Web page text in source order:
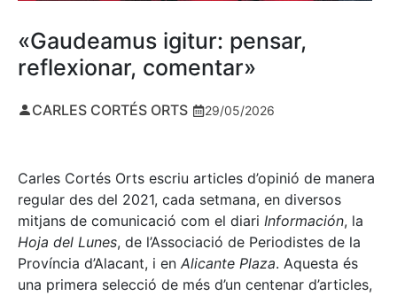
«Gaudeamus igitur: pensar,
reflexionar, comentar»
CARLES CORTÉS ORTS 29/05/2026
Carles Cortés Orts escriu articles d’opinió de manera
regular des del 2021, cada setmana, en diversos
mitjans de comunicació com el diari Información, la
Hoja del Lunes, de l’Associació de Periodistes de la
Província d’Alacant, i en Alicante Plaza. Aquesta és
una primera selecció de més d’un centenar d’articles,